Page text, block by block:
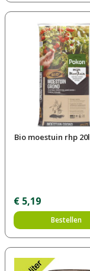
Bio moestuin rhp 20l
€ 5,19
Bestellen